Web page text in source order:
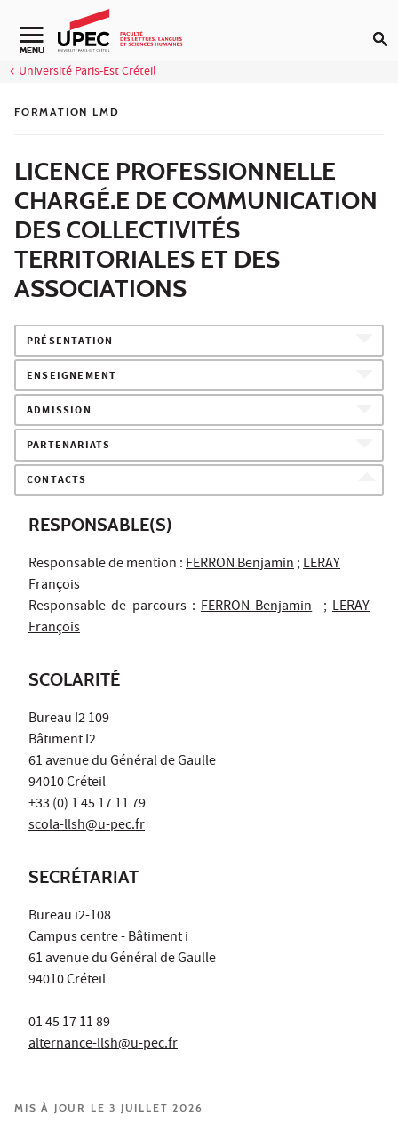
Aller au contenu
Navigation secondaire
MENU
Université Paris-Est Créteil
FORMATION LMD
LICENCE PROFESSIONNELLE
CHARGÉ.E DE COMMUNICATION
DES COLLECTIVITÉS
TERRITORIALES ET DES
ASSOCIATIONS
PRÉSENTATION
ENSEIGNEMENT
ADMISSION
PARTENARIATS
CONTACTS
RESPONSABLE(S)
Responsable de mention :FERRON Benjamin;LERAY
François
Responsable de parcours : FERRON Benjamin; LERAY
François
SCOLARITÉ
Bureau I2 109
Bâtiment I2
61 avenue du Général de Gaulle
94010 Créteil
+33 (0) 1 45 17 11 79
scola-llsh@u-pec.fr
SECRÉTARIAT
Bureau i2-108
Campus centre - Bâtiment i
61 avenue du Général de Gaulle
94010 Créteil
01 45 17 11 89
alternance-llsh@u-pec.fr
MIS À JOUR LE 3 JUILLET 2026